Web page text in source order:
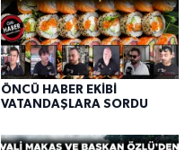
ÖNCÜ HABER EKİBİ
VATANDAŞLARA SORDU